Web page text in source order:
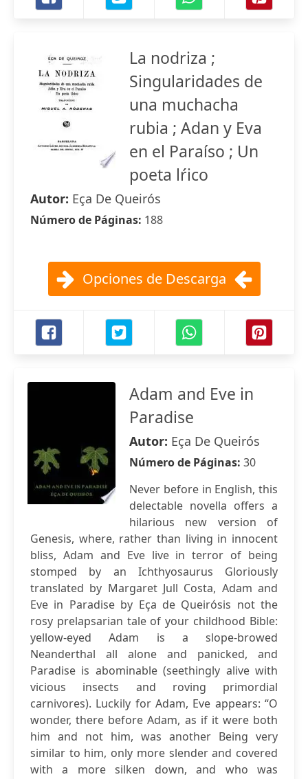
La nodriza ;
Singularidades de
una muchacha
rubia ; Adan y Eva
en el Paraíso ; Un
poeta lŕico
Autor: Eça De Queirós
Número de Páginas: 188
Opciones de Descarga
Adam and Eve in
Paradise
Autor: Eça De Queirós
Número de Páginas: 30
Never before in English, this
delectable novella offers a
hilarious new version of
Genesis, where, rather than living in innocent
bliss, Adam and Eve live in terror of being
stomped by an Ichthyosaurus Gloriously
translated by Margaret Jull Costa, Adam and
Eve in Paradise by Eça de Queirósis not the
rosy prelapsarian tale of your childhood Bible:
yellow-eyed Adam is a slope-browed
Neanderthal all alone and panicked, and
Paradise is abominable (seethingly alive with
vicious insects and roving primordial
carnivores). Luckily for Adam, Eve appears: “O
wonder, there before Adam, as if it were both
him and not him, was another Being very
similar to him, only more slender and covered
with a more silken down, and who was